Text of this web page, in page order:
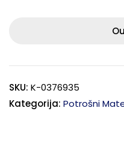
SKU: K-0376935
Kategorija: Potrošni